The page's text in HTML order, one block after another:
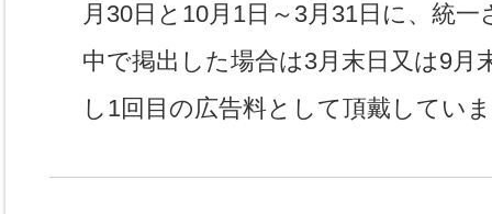
月30日と10月1日～3月31日に、統
中で掲出した場合は3月末日又は9月
し1回目の広告料として頂戴してい